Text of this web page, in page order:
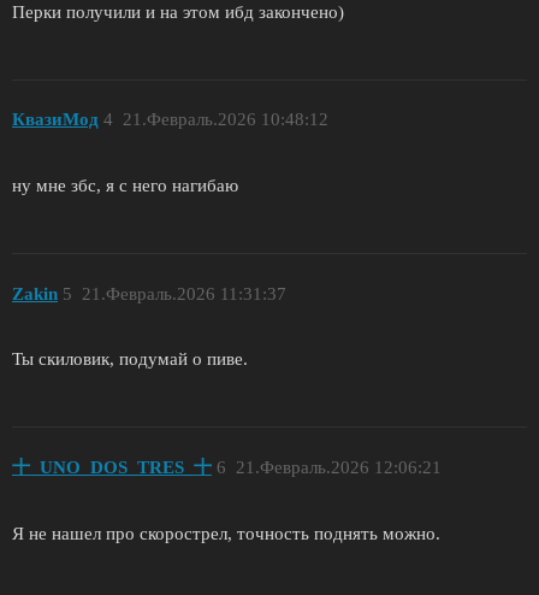
Перки получили и на этом ибд закончено)
КвазиМод 21.Февраль.2026 10:48:12
4
ну мне збс, я с него нагибаю
Zakin 21.Февраль.2026 11:31:37
5
Ты скиловик, подумай о пиве.
十_UNO_DOS_TRES_十 21.Февраль.2026 12:06:21
6
Я не нашел про скорострел, точность поднять можно.